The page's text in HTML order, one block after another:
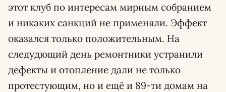
этот клуб по интересам мирным собранием
и никаких санкций не применяли. Эффект
оказался только положительным. На
следудющий день ремонтники устранили
дефекты и отопление дали не только
протестующим, но и ещё и 89-ти домам на